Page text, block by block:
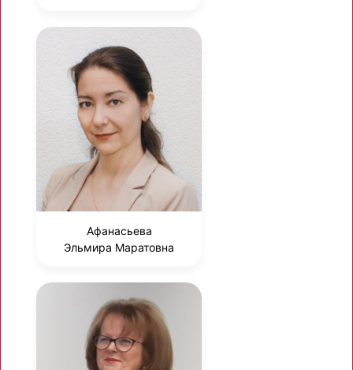
Афанасьева
Эльмира Маратовна